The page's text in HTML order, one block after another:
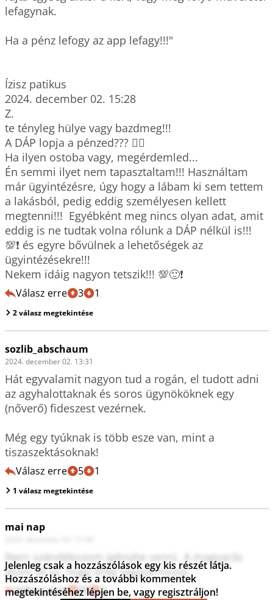
lefagynak.
Ha a pénz lefogy az app lefagy!!!"
Ízisz patikus
2024. december 02. 15:28
Z.
te tényleg hülye vagy bazdmeg!!!
A DÁP lopja a pénzed??? 🤦‍♀
Ha ilyen ostoba vagy, megérdemled...
Én semmi ilyet nem tapasztaltam!!! Használtam
már ügyintézésre, úgy hogy a lábam ki sem tettem
a lakásból, pedig eddig személyesen kellett
megtenni!!!  Egyébként meg nincs olyan adat, amit
eddig is ne tudtak volna rólunk a DÁP nélkül is!!!
💯❗ és egyre bővülnek a lehetőségek az
ügyintézésekre!!!
Nekem idáig nagyon tetszik!!! 💯🙂❗
Válasz erre 3 1
2 válasz megtekintése
sozlib_abschaum
2024. december 02. 13:31
Hát egyvalamit nagyon tud a rogán, el tudott adni
az agyhalottaknak és soros ügynököknek egy
(nőverő) fideszest vezérnek.
Még egy tyúknak is több esze van, mint a
tiszaszektásoknak!
Válasz erre 5 1
1 válasz megtekintése
mai nap
Nem szándékozom igénybe venni. A magyaráz
atom se sz, hogy öreg vagyok hozzá.
Válasz erre 10 2
Jelenleg csak a hozzászólások egy kis részét látja.
Hozzászóláshoz és a további kommentek
megtekintéséhez lépjen be, vagy regisztráljon!